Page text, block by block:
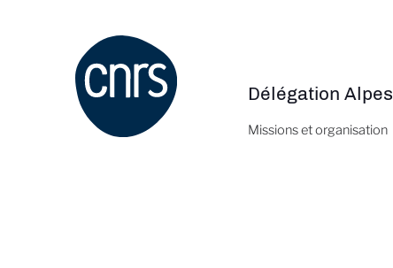
Navigation
principale
Délégation Alpes
Missions et organisation